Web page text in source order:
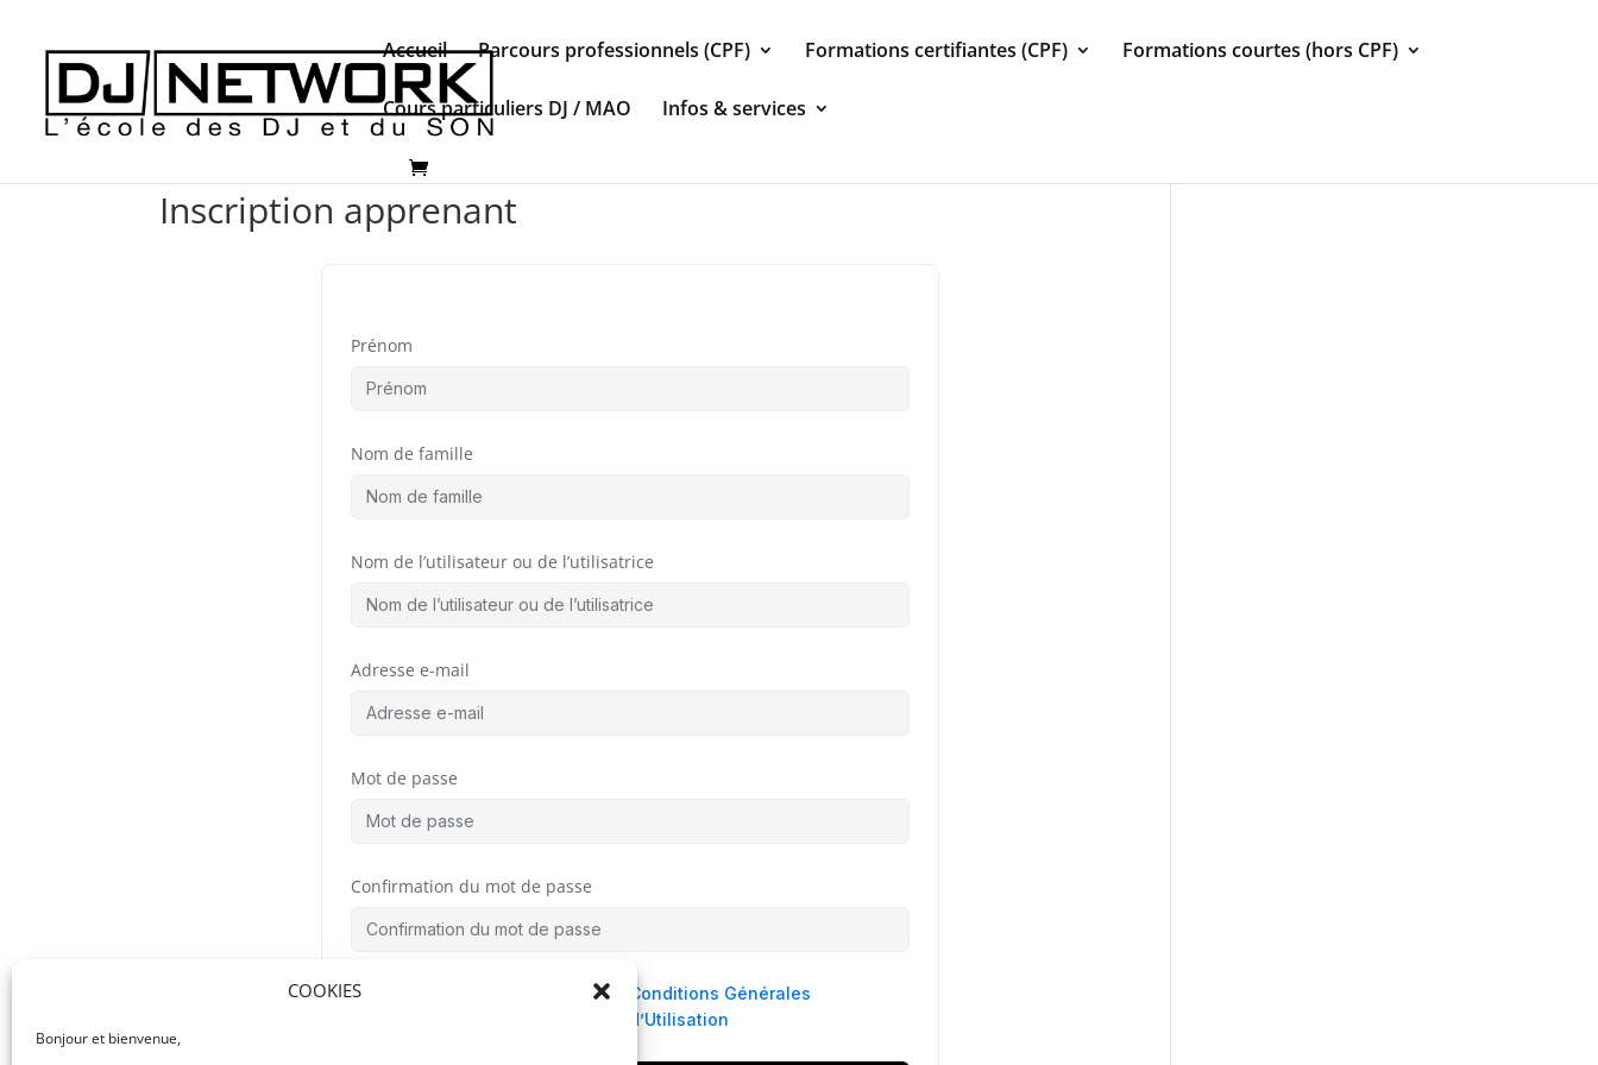
COOKIES
Bonjour et bienvenue,
Accueil Parcours professionnels (CPF) Formations certifiantes (CPF) Formations courtes (hors CPF)
Cours particuliers DJ / MAO Infos & services
Inscription apprenant
Prénom
Nom de famille
Nom de l’utilisateur ou de l’utilisatrice
Adresse e-mail
Mot de passe
Confirmation du mot de passe
By signing up, you agree to
Conditions Générales
d’Utilisation